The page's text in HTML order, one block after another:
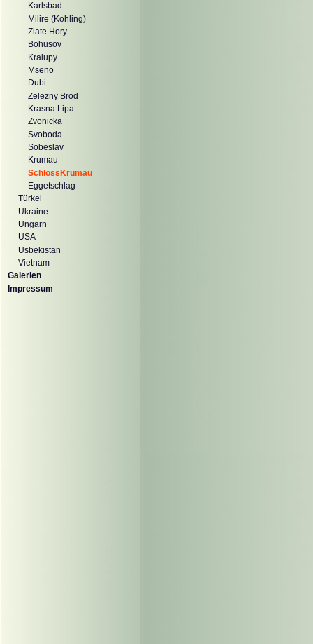
Karlsbad
Milire (Kohling)
Zlate Hory
Bohusov
Kralupy
Mseno
Dubi
Zelezny Brod
Krasna Lipa
Zvonicka
Svoboda
Sobeslav
Krumau
SchlossKrumau
Eggetschlag
Türkei
Ukraine
Ungarn
USA
Usbekistan
Vietnam
Galerien
Impressum